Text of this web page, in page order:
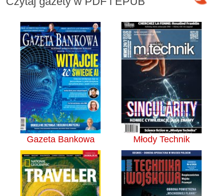
Gazeta Bankowa Młody Technik